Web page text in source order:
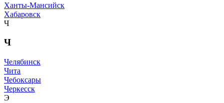
Ханты-Мансийск
Хабаровск
Ч
Ч
Челябинск
Чита
Чебоксары
Черкесск
Э